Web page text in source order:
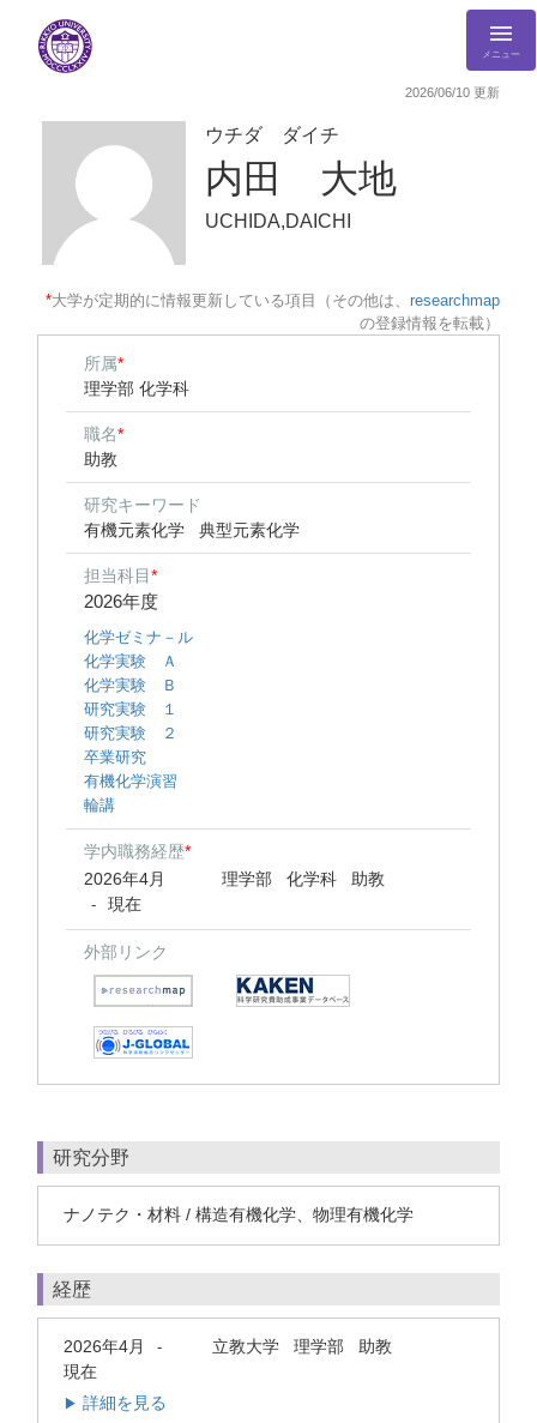
メニュー
2026/06/10 更新
ウチダ ダイチ
内田 大地
UCHIDA,DAICHI
*大学が定期的に情報更新している項目（その他は、 researchmap
の登録情報を転載）
所属*
理学部 化学科
職名*
助教
研究キーワード
有機元素化学
典型元素化学
担当科目*
2026年度
化学ゼミナ－ル
化学実験 Ａ
化学実験 Ｂ
研究実験 １
研究実験 ２
卒業研究
有機化学演習
輪講
学内職務経歴*
2026年4月
- 現在
理学部 化学科 助教
外部リンク
研究分野
ナノテク・材料 / 構造有機化学、物理有機化学
経歴
2026年4月 -
現在
立教大学 理学部 助教
▶ 詳細を見る